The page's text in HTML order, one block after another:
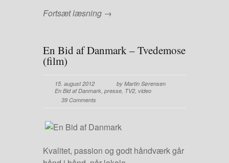
Fortsæt læsning →
En Bid af Danmark – Tvedemose
(film)
15. august 2012
by Martin Sørensen
En Bid af Danmark, presse, TV2, video
39 Comments
Kvalitet, passion og godt håndværk går